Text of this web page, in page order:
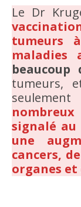
Le Dr
tumeurs
maladies
beaucoup
tumeurs,
signalé au
une
cancers,
organes et